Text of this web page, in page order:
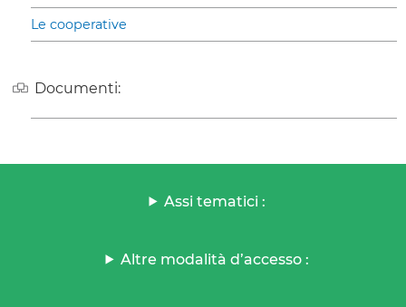
Le cooperative
Documenti:
Assi tematici :
Altre modalità d’accesso :